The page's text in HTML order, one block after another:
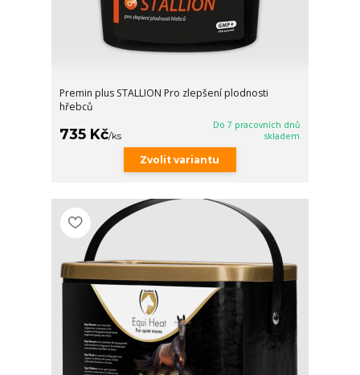
Premin plus STALLION Pro zlepšení plodnosti
hřebců
735 Kč/ks
Do 7 pracovních dnů
skladem
Zvolit variantu